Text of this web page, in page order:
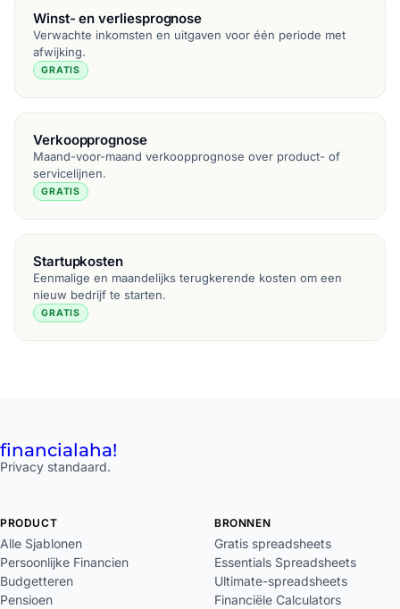
Winst- en verliesprognose
Verwachte inkomsten en uitgaven voor één periode met
afwijking.
GRATIS
Verkoopprognose
Maand-voor-maand verkoopprognose over product- of
servicelijnen.
GRATIS
Startupkosten
Eenmalige en maandelijks terugkerende kosten om een
nieuw bedrijf te starten.
GRATIS
financialaha!
Privacy standaard.
PRODUCT
Alle Sjablonen
Persoonlijke Financien
Budgetteren
Pensioen
BRONNEN
Gratis spreadsheets
Essentials Spreadsheets
Ultimate-spreadsheets
Financiële Calculators